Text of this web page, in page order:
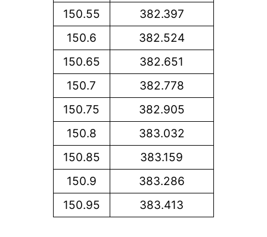
150.55
382.397
150.6
382.524
150.65
382.651
150.7
382.778
150.75
382.905
150.8
383.032
150.85
383.159
150.9
383.286
150.95
383.413